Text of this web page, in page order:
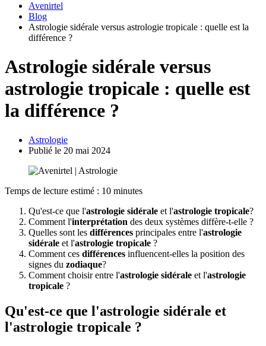
Avenirtel
Blog
Astrologie sidérale versus astrologie tropicale : quelle est la
différence ?
Astrologie sidérale versus
astrologie tropicale : quelle est
la différence ?
Astrologie
Publié le 20 mai 2024
Temps de lecture estimé : 10 minutes
Qu'est-ce que l'astrologie sidérale et l'astrologie tropicale?
Comment l'interprétation des deux systèmes diffère-t-elle ?
Quelles sont les différences principales entre l'astrologie
sidérale et l'astrologie tropicale ?
Comment ces différences influencent-elles la position des
signes du zodiaque?
Comment choisir entre l'astrologie sidérale et l'astrologie
tropicale ?
Qu'est-ce que l'astrologie sidérale et
l'astrologie tropicale ?